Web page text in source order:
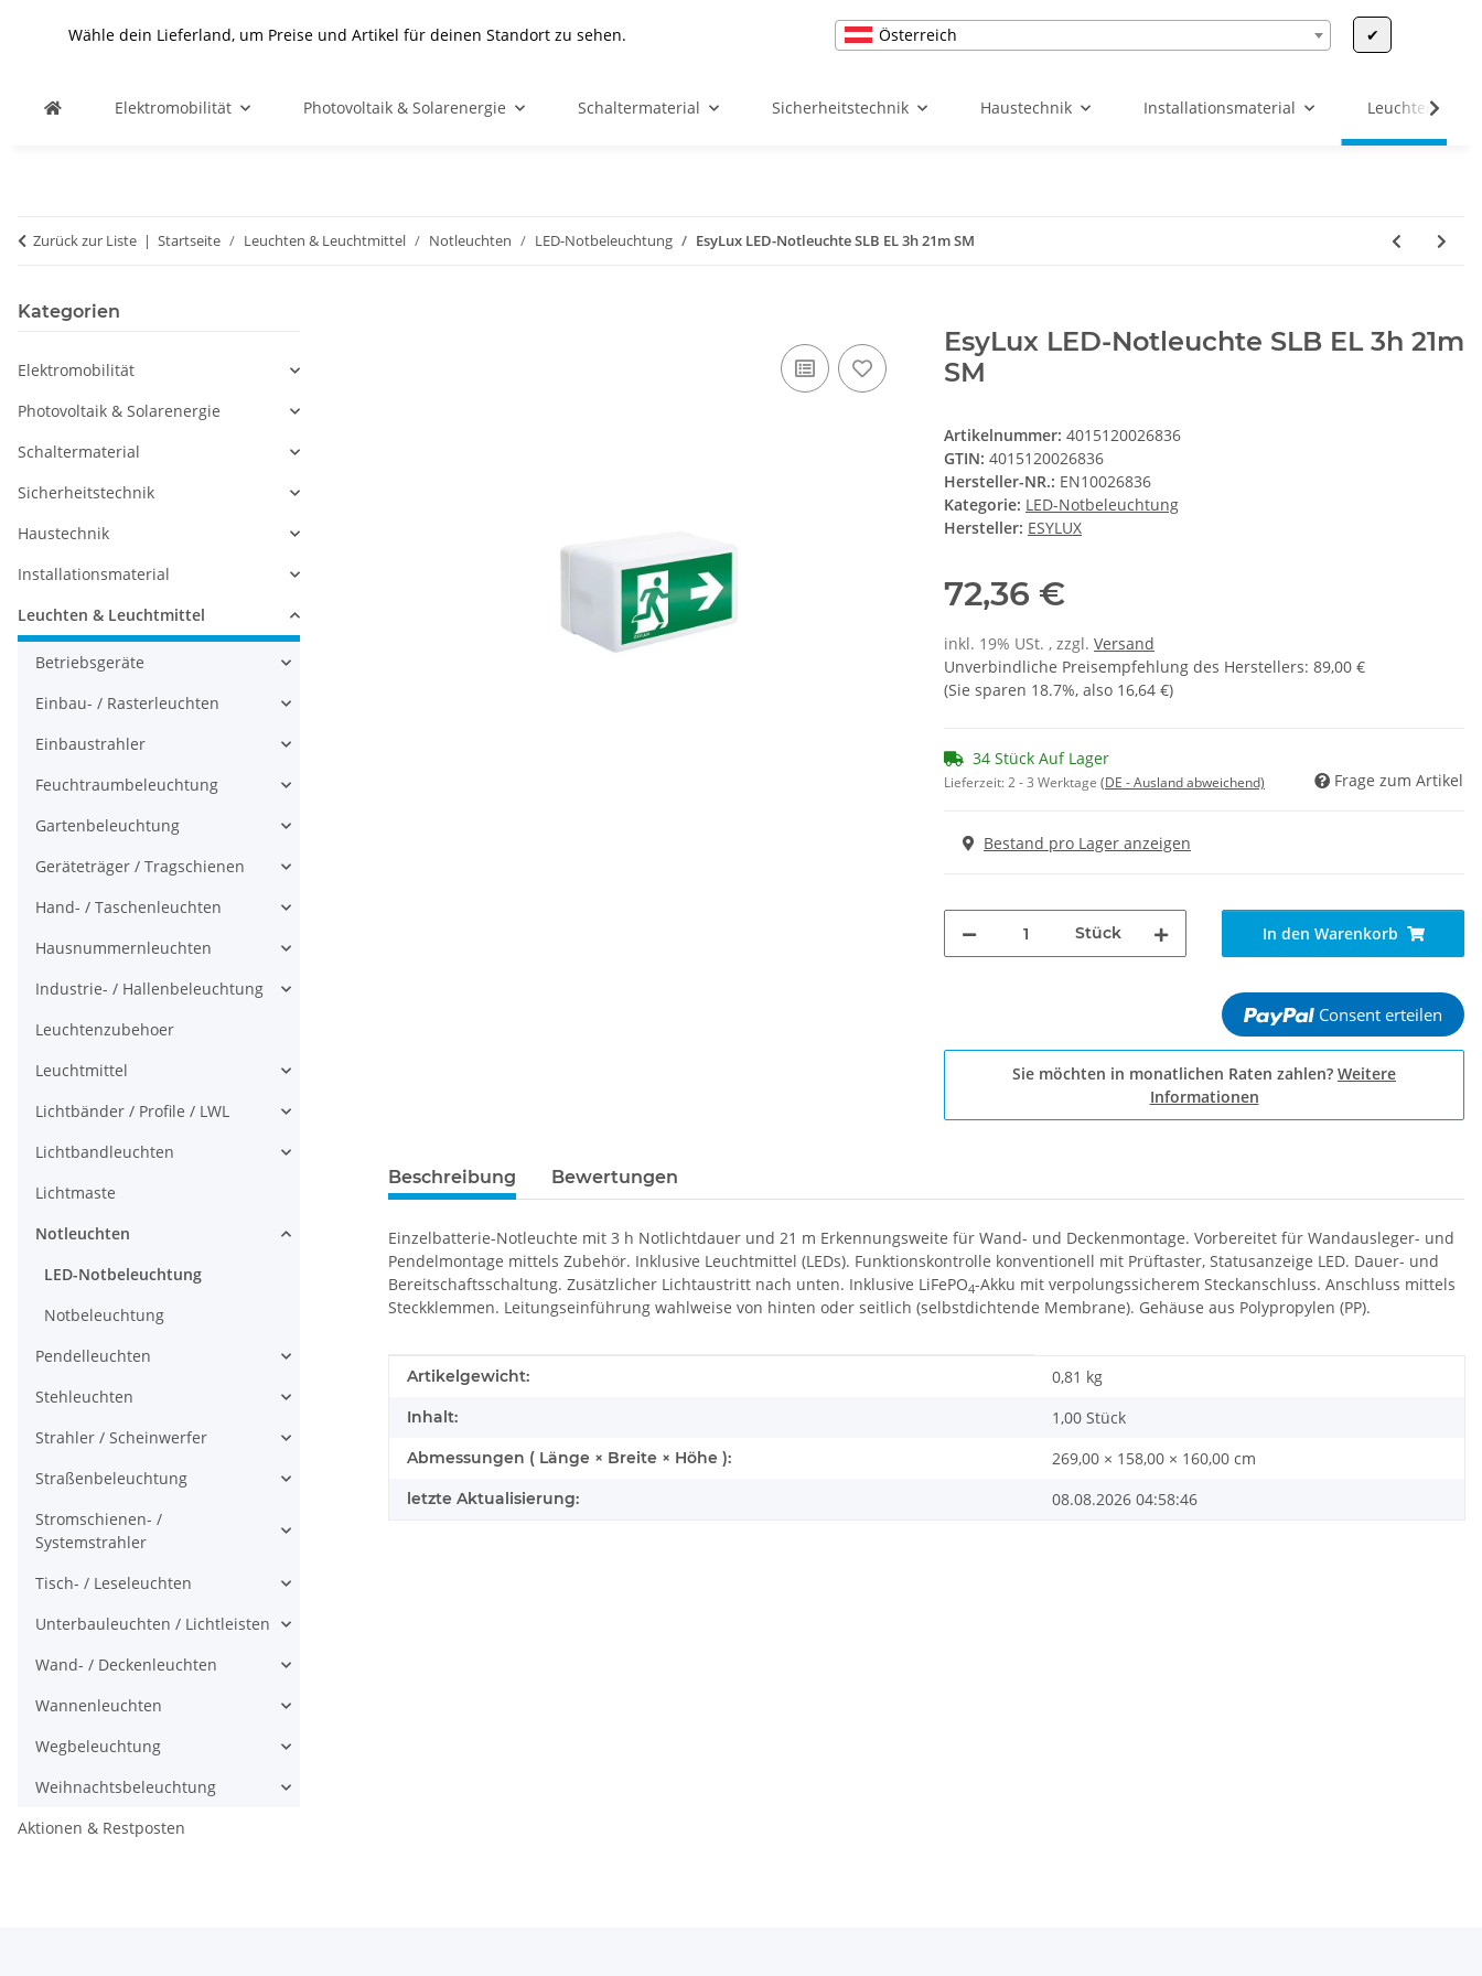
Wähle dein Lieferland, um Preise und Artikel für deinen Standort zu sehen. Österreich ✔
Elektromobilität Photovoltaik & Solarenergie Schaltermaterial Sicherheitstechnik Haustechnik Installationsmaterial Leuchten &
Zurück zur Liste Startseite Leuchten & Leuchtmittel Notleuchten LED-Notbeleuchtung EsyLux LED-Notleuchte SLB EL 3h 21m SM
EsyLux LED-Notleuchte SLB EL 3h 21m
SM
Artikelnummer: 4015120026836
GTIN: 4015120026836
Hersteller-NR.: EN10026836
Kategorie: LED-Notbeleuchtung
Hersteller: ESYLUX
72,36 €
inkl. 19% USt. , zzgl. Versand
Unverbindliche Preisempfehlung des Herstellers: 89,00 €
(Sie sparen 18.7%, also 16,64 €)
34 Stück Auf Lager
Lieferzeit:2 - 3 Werktage (DE - Ausland abweichend) Frage zum Artikel
Bestand pro Lager anzeigen
Stück In den Warenkorb
Consent erteilen
Sie möchten in monatlichen Raten zahlen? Weitere
Informationen
Beschreibung Bewertungen
Einzelbatterie-Notleuchte mit 3 h Notlichtdauer und 21 m Erkennungsweite für Wand- und Deckenmontage. Vorbereitet für Wandausleger- und
Pendelmontage mittels Zubehör. Inklusive Leuchtmittel (LEDs). Funktionskontrolle konventionell mit Prüftaster, Statusanzeige LED. Dauer- und
Bereitschaftsschaltung. Zusätzlicher Lichtaustritt nach unten. Inklusive LiFePO4-Akku mit verpolungssicherem Steckanschluss. Anschluss mittels
Steckklemmen. Leitungseinführung wahlweise von hinten oder seitlich (selbstdichtende Membrane). Gehäuse aus Polypropylen (PP).
Produkteigenschaft
Wert
Artikelgewicht: 0,81 kg
Inhalt: 1,00 Stück
Abmessungen ( Länge × Breite × Höhe ): 269,00 × 158,00 × 160,00 cm
letzte Aktualisierung: 08.08.2026 04:58:46
Kategorien
Elektromobilität
Photovoltaik & Solarenergie
Schaltermaterial
Sicherheitstechnik
Haustechnik
Installationsmaterial
Leuchten & Leuchtmittel
Betriebsgeräte
Einbau- / Rasterleuchten
Einbaustrahler
Feuchtraumbeleuchtung
Gartenbeleuchtung
Geräteträger / Tragschienen
Hand- / Taschenleuchten
Hausnummernleuchten
Industrie- / Hallenbeleuchtung
Leuchtenzubehoer
Leuchtmittel
Lichtbänder / Profile / LWL
Lichtbandleuchten
Lichtmaste
Notleuchten
LED-Notbeleuchtung
Notbeleuchtung
Pendelleuchten
Stehleuchten
Strahler / Scheinwerfer
Straßenbeleuchtung
Stromschienen- /
Systemstrahler
Tisch- / Leseleuchten
Unterbauleuchten / Lichtleisten
Wand- / Deckenleuchten
Wannenleuchten
Wegbeleuchtung
Weihnachtsbeleuchtung
Aktionen & Restposten